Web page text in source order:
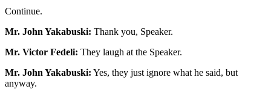
Continue.
Mr. John Yakabuski: Thank you, Speaker.
Mr. Victor Fedeli: They laugh at the Speaker.
Mr. John Yakabuski: Yes, they just ignore what he said, but
anyway.